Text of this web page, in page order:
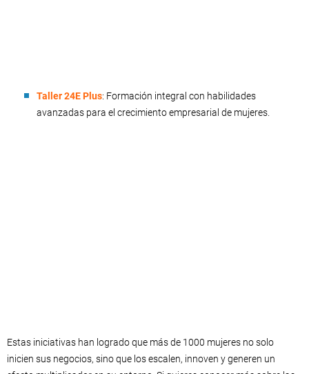
Taller 24E Plus: Formación integral con habilidades
avanzadas para el crecimiento empresarial de mujeres.
Estas iniciativas han logrado que más de 1000 mujeres no solo
inicien sus negocios, sino que los escalen, innoven y generen un